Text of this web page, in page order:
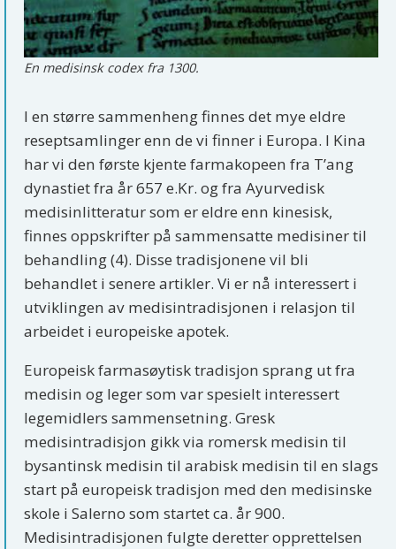
En medisinsk codex fra 1300.
I en større sammenheng finnes det mye eldre
reseptsamlinger enn de vi finner i Europa. I Kina
har vi den første kjente farmakopeen fra T’ang
dynastiet fra år 657 e.Kr. og fra Ayurvedisk
medisinlitteratur som er eldre enn kinesisk,
finnes oppskrifter på sammensatte medisiner til
behandling (4). Disse tradisjonene vil bli
behandlet i senere artikler. Vi er nå interessert i
utviklingen av medisintradisjonen i relasjon til
arbeidet i europeiske apotek.
Europeisk farmasøytisk tradisjon sprang ut fra
medisin og leger som var spesielt interessert
legemidlers sammensetning. Gresk
medisintradisjon gikk via romersk medisin til
bysantinsk medisin til arabisk medisin til en slags
start på europeisk tradisjon med den medisinske
skole i Salerno som startet ca. år 900.
Medisintradisjonen fulgte deretter opprettelsen